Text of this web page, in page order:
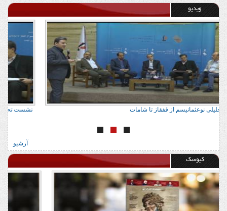
ویدیو
نشست تحلیلی نوعثمانیسم از قفقاز تا شامات
آرشیو
کیوسک